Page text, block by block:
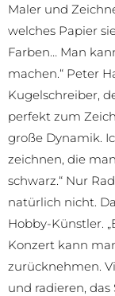
Maler und
welches Papier
Farben… Man
machen.“ Peter
Kugelschreiber,
perfekt zum
große Dynamik.
zeichnen, die
schwarz.“ Nur
natürlich nicht.
Hobby-Künstler.
Konzert kann
zurücknehmen.
und radieren,